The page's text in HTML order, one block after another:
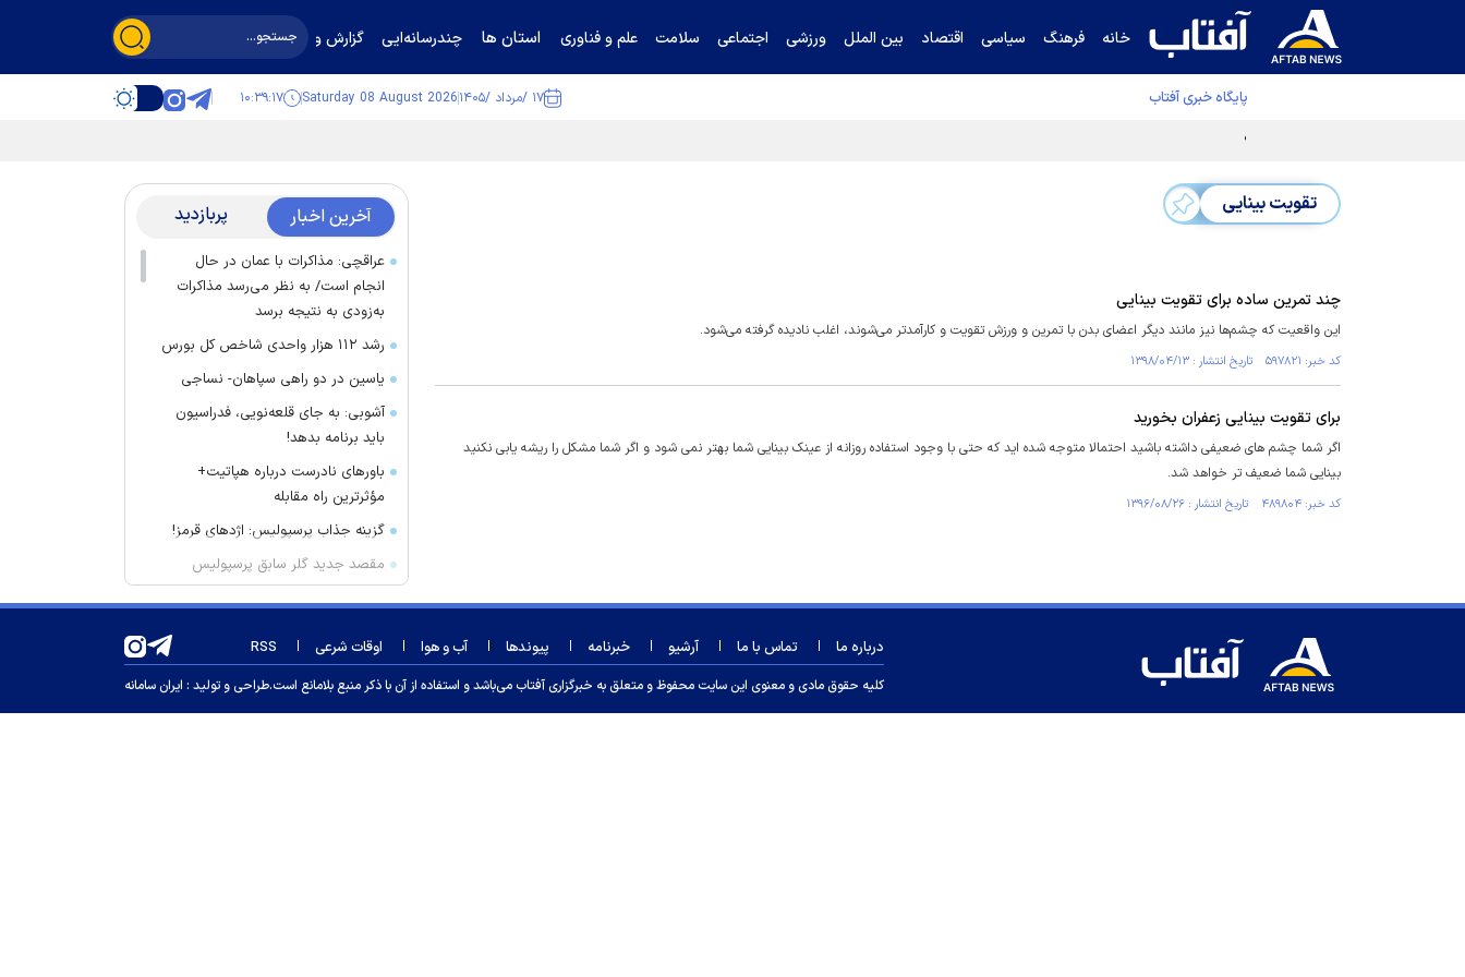
خانه فرهنگ سیاسی اقتصاد بین الملل ورزشی اجتماعی سلامت علم و فناوری استان ها چندرسانه‌ایی گزارش و گفت‌وگو
پایگاه خبری آفتاب ۱۷ /مرداد /۱۴۰۵ Saturday 08 August 2026 ۱۰:۳۹:۱۷
دفتر رهبر انقلاب ادعای خرازی درباره پزشکیان را تکذیب کرد
تقویت بینایی
چند تمرین ساده برای تقویت بینایی
این واقعیت که چشم‌ها نیز مانند دیگر اعضای بدن با تمرین‌ و ورزش تقویت و کارآمدتر می‌شوند، اغلب نادیده گرفته می‌شود.
کد خبر: ۵۹۷۸۲۱ تاریخ انتشار : ۱۳۹۸/۰۴/۱۳
برای تقویت بینایی زعفران بخورید
اگر شما چشم های ضعیفی داشته باشید احتمالا متوجه شده اید که حتی با وجود استفاده روزانه از عینک بینایی شما بهتر نمی شود و اگر شما مشکل را ریشه یابی نکنید
بینایی شما ضعیف تر خواهد شد.
کد خبر: ۴۸۹۸۰۴ تاریخ انتشار : ۱۳۹۶/۰۸/۲۶
آخرین اخبار پربازدید
عراقچی: مذاکرات با عمان در حال
انجام است/ به نظر می‌رسد مذاکرات
به‌زودی به نتیجه برسد
رشد ۱۱۲ هزار واحدی شاخص کل بورس
یاسین در دو راهی سپاهان- نساجی
آشوبی: به جای قلعه‌نویی، فدراسیون
باید برنامه بدهد!
باور‌های نادرست درباره هپاتیت+
مؤثرترین راه مقابله
گزینه جذاب پرسپولیس: اژد‌های قرمز!
مقصد جدید گلر سابق پرسپولیس
مشخص شد
کار هستند
تصادف مرگبار پژو ۲۰۶ در جاده
ترانزیت میانه؛ ۲ نفر کشته شدند
درباره ما تماس با ما آرشیو خبرنامه پیوندها آب و هوا اوقات شرعی RSS
کلیه حقوق مادی و معنوی این سایت محفوظ و متعلق به خبرگزاری آفتاب می‌باشد و استفاده از آن با ذکر منبع بلامانع است.طراحی و تولید : ایران سامانه